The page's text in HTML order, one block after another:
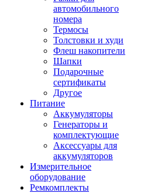
автомобильного
номера
Термосы
Толстовки и худи
Флеш накопители
Шапки
Подарочные
сертификаты
Другое
Питание
Аккумуляторы
Генераторы и
комплектующие
Аксессуары для
аккумуляторов
Измерительное
оборудование
Ремкомплекты